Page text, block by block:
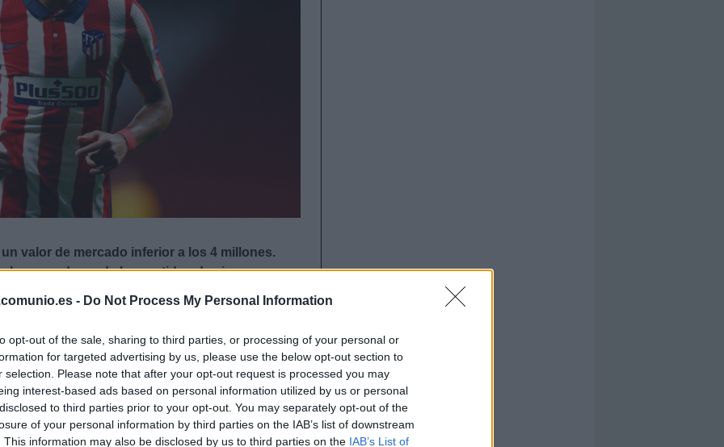
- Do Not Process My Personal Information
opt-out of the sale, sharing to third parties, or processing of your personal or
for targeted advertising by us, please use the below opt-out section to
selection. Please note that after your opt-out request is processed you may
interest-based ads based on personal information utilized by us or personal
to third parties prior to your opt-out. You may separately opt-out of the
of your personal information by third parties on the IAB’s list of downstream
This information may also be disclosed by us to third parties on the IAB’s List of
valor de mercado inferior a los 4 millones.
los ganadores de los partidos de viernes y
de que se revaloricen!
3.290.000)
y ha pasado de estar prácticamente desahuciado,
y acercarse a la salvación. En la última
más destacado fue Jorge de Frutos, autor de un